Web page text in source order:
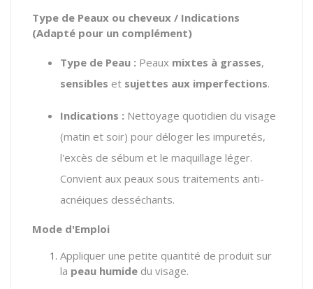
Type de Peaux ou cheveux / Indications
(Adapté pour un complément)
Type de Peau : Peaux mixtes à grasses,
sensibles et sujettes aux imperfections.
Indications : Nettoyage quotidien du visage
(matin et soir) pour déloger les impuretés,
l'excès de sébum et le maquillage léger.
Convient aux peaux sous traitements anti-
acnéiques desséchants.
Mode d'Emploi
Appliquer une petite quantité de produit sur
la peau humide du visage.